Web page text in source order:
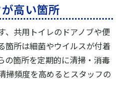
高い箇所
、共用トイレのドアノブや便
箇所は細菌やウイルスが付着
の箇所を定期的に清掃・消毒
掃頻度を高めるとスタッフの